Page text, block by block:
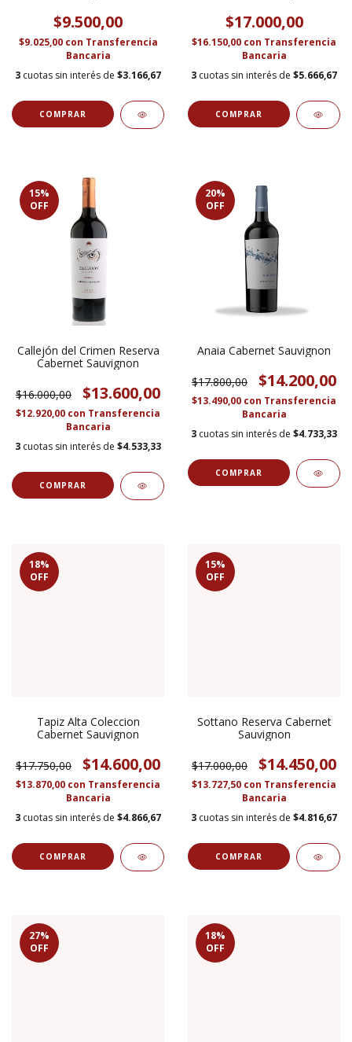
$9.500,00
$9.025,00 con Transferencia
Bancaria
3 cuotas sin interés de $3.166,67
$17.000,00
$16.150,00 con Transferencia
Bancaria
3 cuotas sin interés de $5.666,67
15%
OFF
Callejón del Crimen Reserva
Cabernet Sauvignon
$16.000,00 $13.600,00
$12.920,00 con Transferencia
Bancaria
3 cuotas sin interés de $4.533,33
20%
OFF
Anaia Cabernet Sauvignon
$17.800,00 $14.200,00
$13.490,00 con Transferencia
Bancaria
3 cuotas sin interés de $4.733,33
18%
OFF
Tapiz Alta Coleccion
Cabernet Sauvignon
$17.750,00 $14.600,00
$13.870,00 con Transferencia
Bancaria
3 cuotas sin interés de $4.866,67
15%
OFF
Sottano Reserva Cabernet
Sauvignon
$17.000,00 $14.450,00
$13.727,50 con Transferencia
Bancaria
3 cuotas sin interés de $4.816,67
27%
OFF
18%
OFF